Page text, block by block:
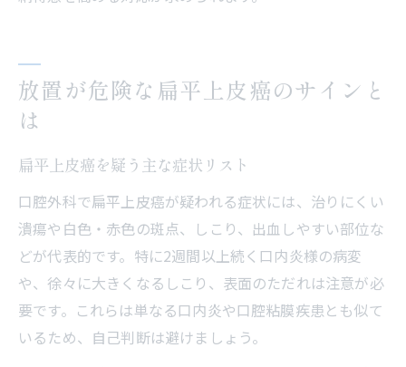
放置が危険な扁平上皮癌のサインと
は
扁平上皮癌を疑う主な症状リスト
口腔外科で扁平上皮癌が疑われる症状には、治りにくい
潰瘍や白色・赤色の斑点、しこり、出血しやすい部位な
どが代表的です。特に2週間以上続く口内炎様の病変
や、徐々に大きくなるしこり、表面のただれは注意が必
要です。これらは単なる口内炎や口腔粘膜疾患とも似て
いるため、自己判断は避けましょう。